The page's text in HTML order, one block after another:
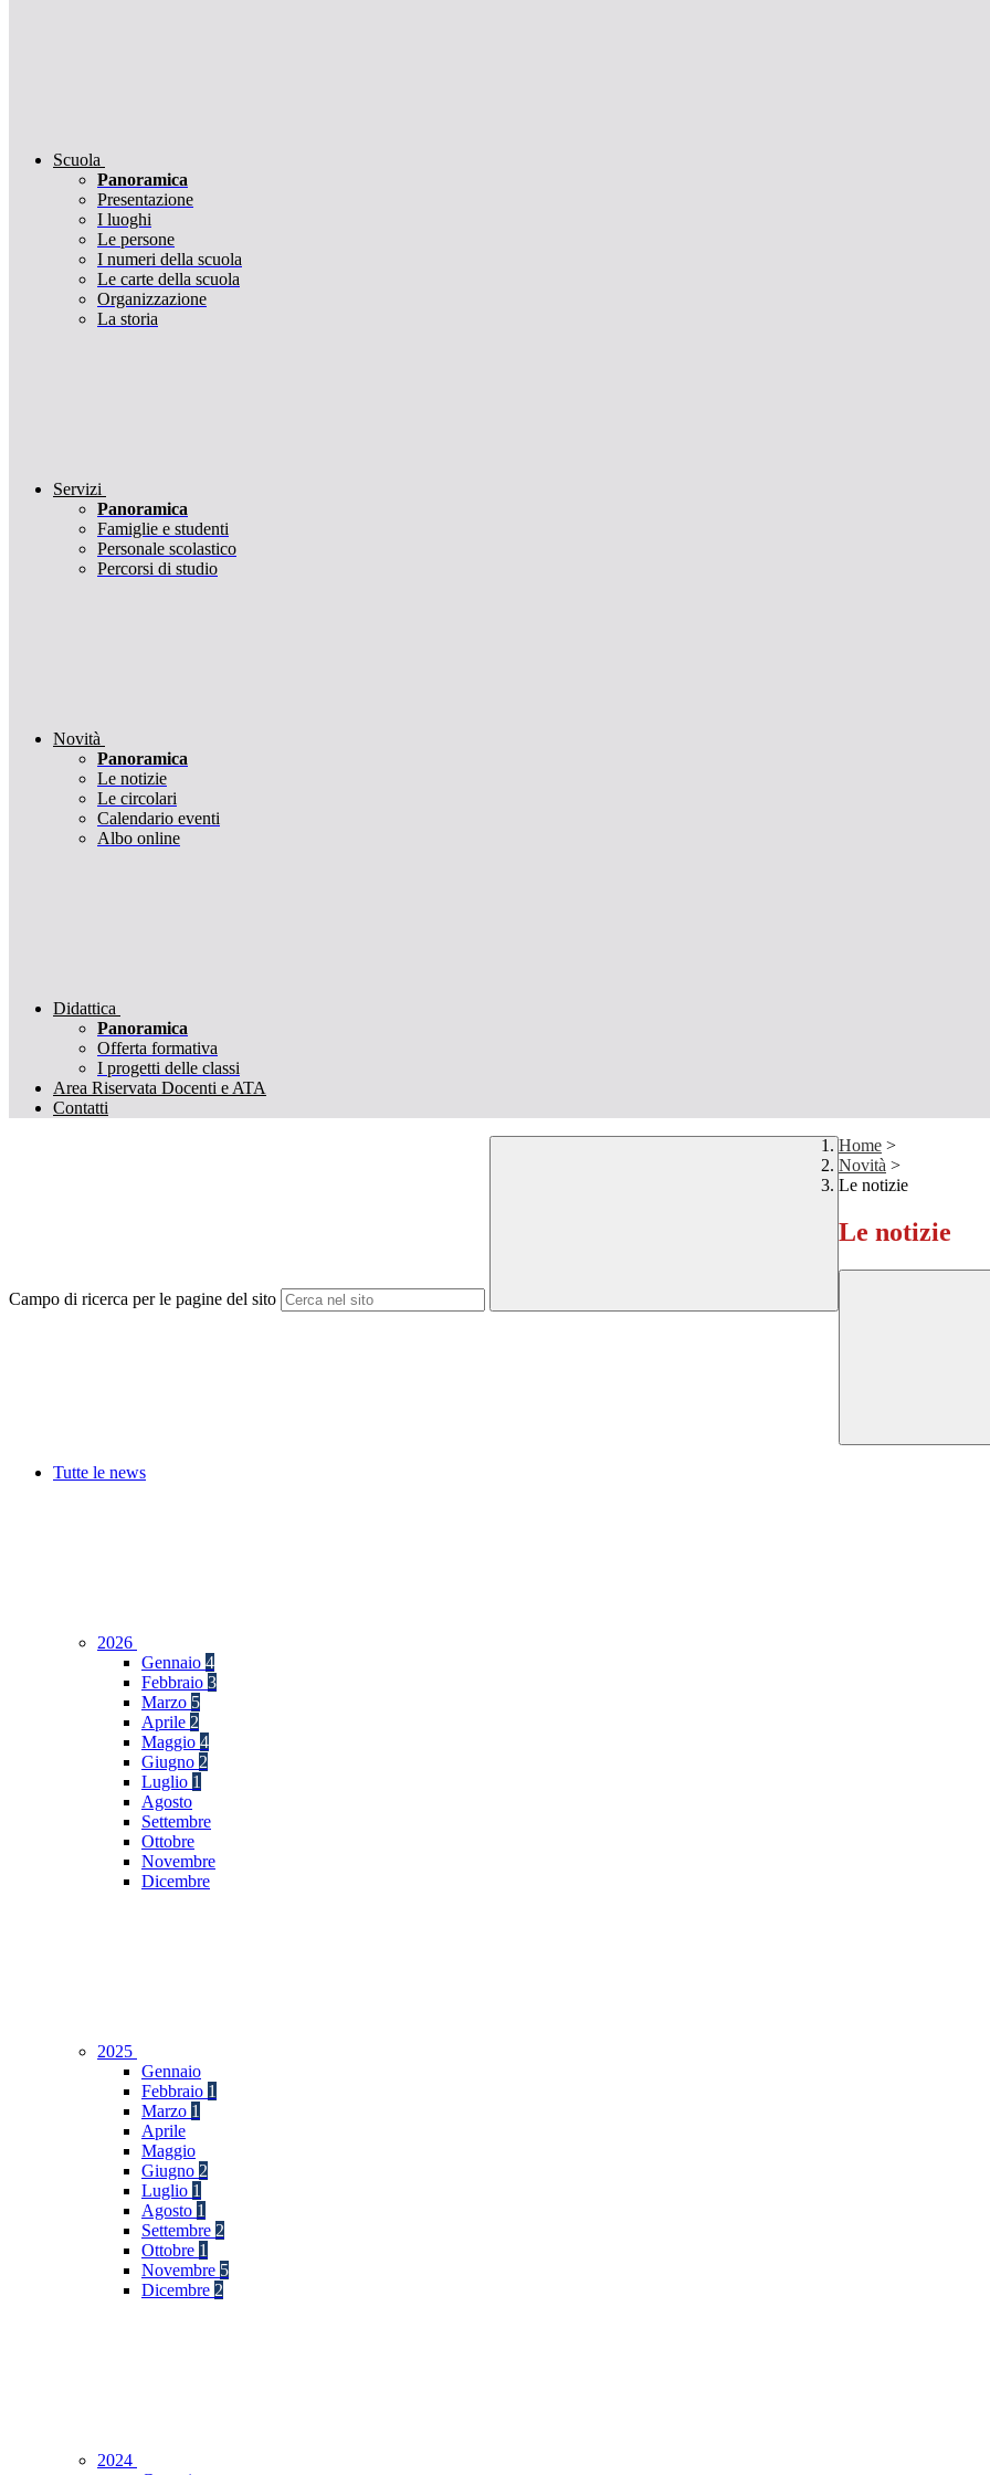
Scuola
Panoramica
Presentazione
I luoghi
Le persone
I numeri della scuola
Le carte della scuola
Organizzazione
La storia
Servizi
Panoramica
Famiglie e studenti
Personale scolastico
Percorsi di studio
Novità
Panoramica
Le notizie
Le circolari
Calendario eventi
Albo online
Didattica
Panoramica
Offerta formativa
I progetti delle classi
Area Riservata Docenti e ATA
Contatti
Campo di ricerca per le pagine del sito
Home >
Novità >
Le notizie
Le notizie
Tutte le news
2026
Gennaio 4
Febbraio 3
Marzo 5
Aprile 2
Maggio 4
Giugno 2
Luglio 1
Agosto
Settembre
Ottobre
Novembre
Dicembre
2025
Gennaio
Febbraio 1
Marzo 1
Aprile
Maggio
Giugno 2
Luglio 1
Agosto 1
Settembre 2
Ottobre 1
Novembre 5
Dicembre 2
2024